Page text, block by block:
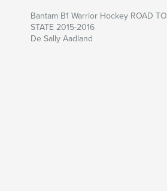
Bantam B1 Warrior Hockey ROAD TO
STATE 2015-2016
De Sally Aadland